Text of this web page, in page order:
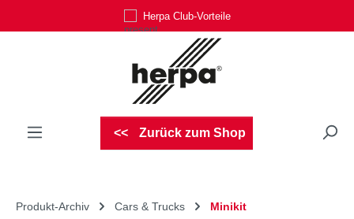
Zum Hauptinhalt springenHerpa Club-Vorteile
Zurück zum Shop
Produkt-Archiv Cars & Trucks Minikit